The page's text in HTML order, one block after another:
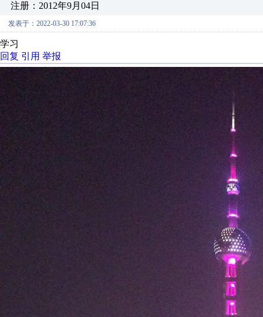
注册：2012年9月04日
发表于：2022-03-30 17:07:36
学习
回复 引用 举报